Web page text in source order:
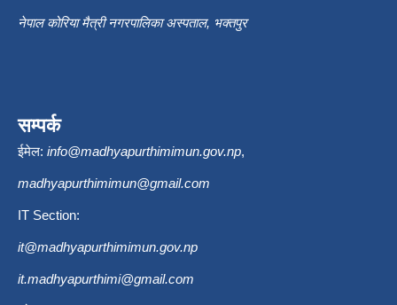
नेपाल कोरिया मैत्री नगरपालिका अस्पताल, भक्तपुर
सम्पर्क
ईमेल: info@madhyapurthimimun.gov.np,
madhyapurthimimun@gmail.com
IT Section:
it@madhyapurthimimun.gov.np
it.madhyapurthimi@gmail.com